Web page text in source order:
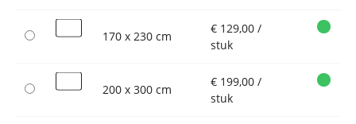
170 x 230 cm
€ 129,00 /
stuk
200 x 300 cm
€ 199,00 /
stuk